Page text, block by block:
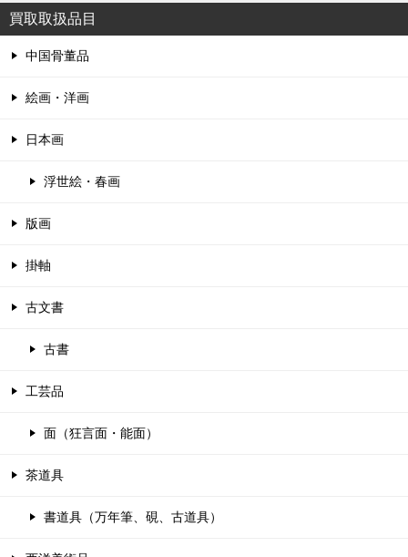
買取取扱品目
中国骨董品
絵画・洋画
日本画
浮世絵・春画
版画
掛軸
古文書
古書
工芸品
面（狂言面・能面）
茶道具
書道具（万年筆、硯、古道具）